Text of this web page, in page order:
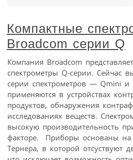
Компактные
Broadcom серии Q
Компания Broadcom
спектрометры Q-серии. Сейчас
серии спектрометров — Qmini
применяются в устройствах
продуктов, обнаружения
исследованиях веществ.
высокую производительность
факторе. Приборы основаны на
Тёрнера, в которой отсуствуют